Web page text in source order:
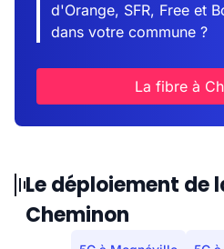
d'Orange, SFR, Free et
dans votre commune ?
La fibre à
Le déploiement de
Cheminon